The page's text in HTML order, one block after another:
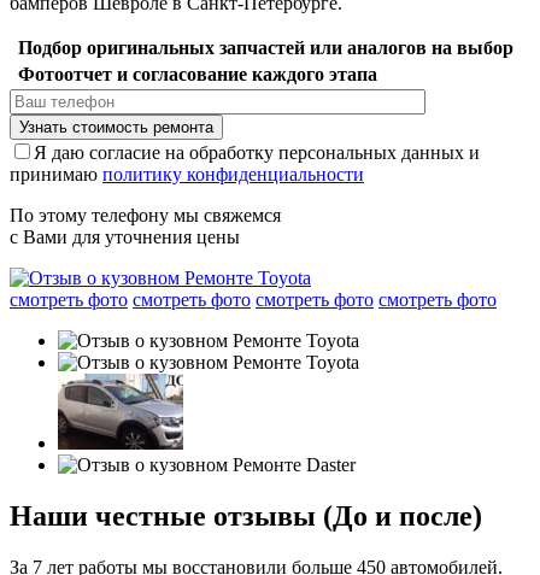
Подбор оригинальных запчастей или аналогов на выбор
Фотоотчет и согласование каждого этапа
Я даю согласие на обработку персональных данных и
принимаю политику конфиденциальности
По этому телефону мы свяжемся
с Вами для уточнения цены
смотреть фото смотреть фото смотреть фото смотреть фото
Наши честные отзывы (До и после)
За 7 лет работы мы восстановили больше 450 автомобилей.